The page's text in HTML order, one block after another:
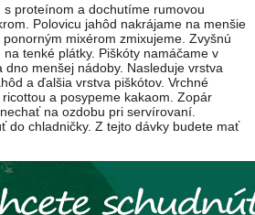
proteínom a dochutíme rumovou
Polovicu jahôd nakrájame na menšie
mixérom zmixujeme. Zvyšnú
tenké plátky. Piškóty namáčame v
menšej nádoby. Nasleduje vrstva
a ďalšia vrstva piškótov. Vrchné
a posypeme kakaom. Zopár
na ozdobu pri servírovaní.
do chladničky. Z tejto dávky budete mať